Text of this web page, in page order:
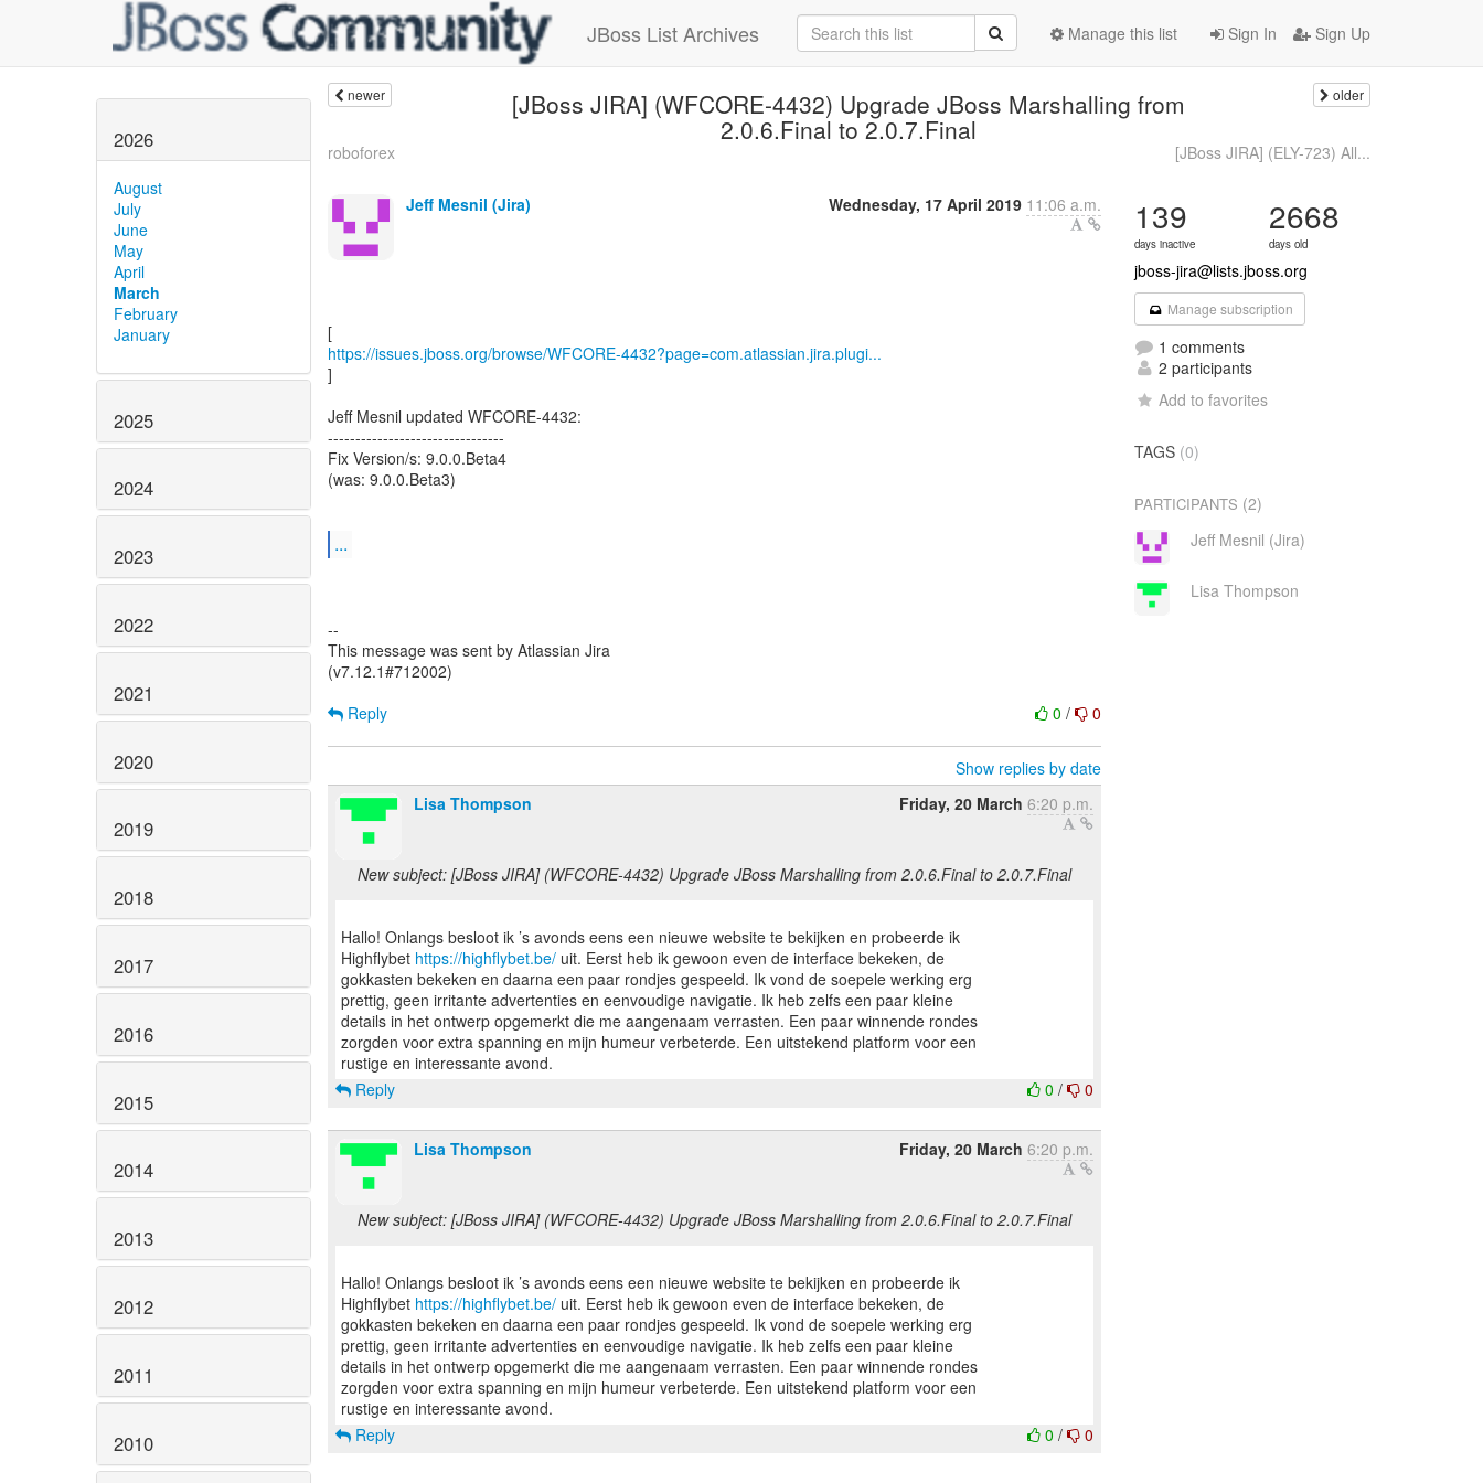
JBoss List Archives Sign In Sign Up
Manage this list
2026
August
July
June
May
April
March
February
January
2025
2024
2023
2022
2021
2020
2019
2018
2017
2016
2015
2014
2013
2012
2011
2010
newer [JBoss JIRA] (WFCORE-4432) Upgrade JBoss Marshalling from
2.0.6.Final to 2.0.7.Final
older
roboforex [JBoss JIRA] (ELY-723) All...
Jeff Mesnil (Jira) Wednesday, 17 April 2019 11:06 a.m.
https://issues.jboss.org/browse/WFCORE-4432?page=com.atlassian.jira.plugi...
]
Jeff Mesnil updated WFCORE-4432:
--------------------------------
Fix Version/s: 9.0.0.Beta4
(was: 9.0.0.Beta3)
...
--
This message was sent by Atlassian Jira
(v7.12.1#712002)
0/ 0
Reply
Show replies by date
Lisa Thompson
Friday, 20 March 6:20 p.m.
New subject: [JBoss JIRA] (WFCORE-4432) Upgrade JBoss Marshalling from 2.0.6.Final to 2.0.7.Final
Hallo! Onlangs besloot ik ’s avonds eens een nieuwe website te bekijken en probeerde ik
Highflybet https://highflybet.be/ uit. Eerst heb ik gewoon even de interface bekeken, de
gokkasten bekeken en daarna een paar rondjes gespeeld. Ik vond de soepele werking erg
prettig, geen irritante advertenties en eenvoudige navigatie. Ik heb zelfs een paar kleine
details in het ontwerp opgemerkt die me aangenaam verrasten. Een paar winnende rondes
zorgden voor extra spanning en mijn humeur verbeterde. Een uitstekend platform voor een
0/ 0
Reply
Lisa Thompson Friday, 20 March 6:20 p.m.
New subject: [JBoss JIRA] (WFCORE-4432) Upgrade JBoss Marshalling from 2.0.6.Final to 2.0.7.Final
Hallo! Onlangs besloot ik ’s avonds eens een nieuwe website te bekijken en probeerde ik
Highflybet https://highflybet.be/ uit. Eerst heb ik gewoon even de interface bekeken, de
gokkasten bekeken en daarna een paar rondjes gespeeld. Ik vond de soepele werking erg
prettig, geen irritante advertenties en eenvoudige navigatie. Ik heb zelfs een paar kleine
details in het ontwerp opgemerkt die me aangenaam verrasten. Een paar winnende rondes
zorgden voor extra spanning en mijn humeur verbeterde. Een uitstekend platform voor een
0/ 0
Reply
139
days inactive
2668
days old
jboss-jira@lists.jboss.org
Manage subscription
1 comments
2 participants
Add to favorites
TAGS (0)
PARTICIPANTS (2)
Jeff Mesnil (Jira)
Lisa Thompson